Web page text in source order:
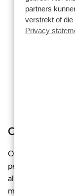
partners
verstrekt of
Privacy
ontwerpers
Samen creëren
Onze liefde
Of het nu gaat om
persoonlijke
altijd centraal. Wij
maar ook een